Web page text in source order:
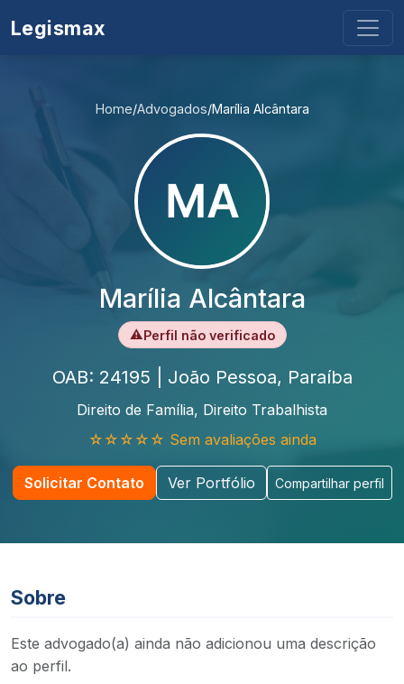
Legismax
Home/Advogados/Marília Alcântara
Marília Alcântara
⚠Perfil não verificado
OAB: 24195 | João Pessoa, Paraíba
Direito de Família, Direito Trabalhista
☆☆☆☆☆ Sem avaliações ainda
Solicitar Contato Ver Portfólio Compartilhar perfil
Sobre
Este advogado(a) ainda não adicionou uma descrição
ao perfil.